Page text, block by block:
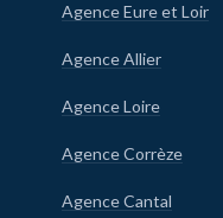
Agence Eure et Loir
Agence Allier
Agence Loire
Agence Corrèze
Agence Cantal